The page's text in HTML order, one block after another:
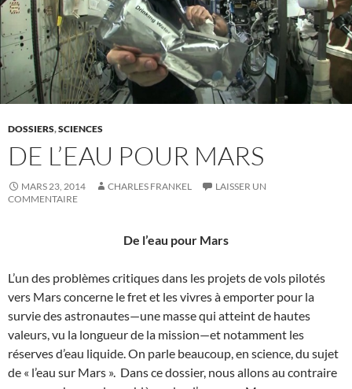
DOSSIERS,SCIENCES
DE L’EAU POUR MARS
MARS 23, 2014 CHARLES FRANKEL
LAISSER UN
COMMENTAIRE
De l’eau pour Mars
L’un des problèmes critiques dans les projets de vols pilotés
vers Mars concerne le fret et les vivres à emporter pour la
survie des astronautes—une masse qui atteint de hautes
valeurs, vu la longueur de la mission—et notamment les
réserves d’eau liquide. On parle beaucoup, en science, du sujet
de « l’eau sur Mars ». Dans ce dossier, nous allons au contraire